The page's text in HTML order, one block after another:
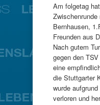
Am folgetag
Bernhausen,
Freunden aus
Nach gutem
gegen den
eine
die Stuttgarter
wurde
verloren und